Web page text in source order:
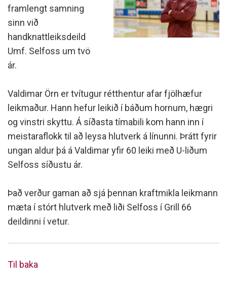
framlengt samning
sinn við
handknattleiksdeild
Umf. Selfoss um tvö
ár.
Valdimar Örn er tvítugur rétthentur afar fjölhæfur
leikmaður. Hann hefur leikið í báðum hornum, hægri
og vinstri skyttu. Á síðasta tímabili kom hann inn í
meistaraflokk til að leysa hlutverk á línunni. Þrátt fyrir
ungan aldur þá á Valdimar yfir 60 leiki með U-liðum
Selfoss síðustu ár.
Það verður gaman að sjá þennan kraftmikla leikmann
mæta í stórt hlutverk með liði Selfoss í Grill 66
deildinni í vetur.
Til baka